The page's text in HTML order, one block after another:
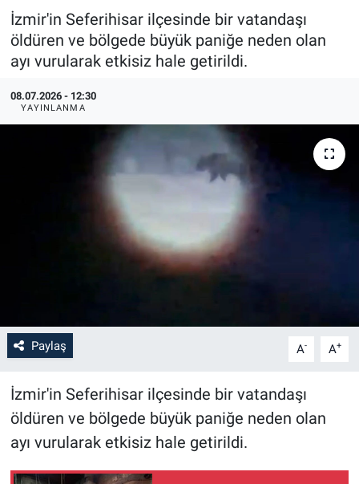
İzmir'in Seferihisar ilçesinde bir vatandaşı
öldüren ve bölgede büyük paniğe neden olan
ayı vurularak etkisiz hale getirildi.
08.07.2026 - 12:30
YAYINLANMA
Paylaş A- A+
İzmir'in Seferihisar ilçesinde bir vatandaşı
öldüren ve bölgede büyük paniğe neden olan
ayı vurularak etkisiz hale getirildi.
Haber Arşivi